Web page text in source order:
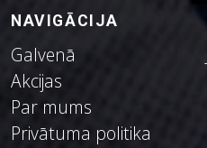
NAVIGĀCIJA
Galvenā
Akcijas
Par mums
Privātuma politika